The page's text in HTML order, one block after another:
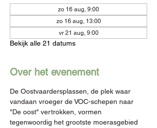
zo 16 aug, 9:00
zo 16 aug, 13:00
vr 21 aug, 9:00
Bekijk alle 21 datums
Over het evenement
De Oostvaardersplassen, de plek waar
vandaan vroeger de VOC-schepen naar
"De oost" vertrokken, vormen
tegenwoordig het grootste moerasgebied